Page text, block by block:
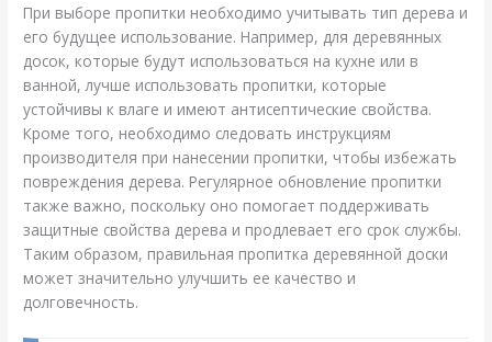
При выборе пропитки необходимо учитывать тип дерева и
его будущее использование. Например, для деревянных
досок, которые будут использоваться на кухне или в
ванной, лучше использовать пропитки, которые
устойчивы к влаге и имеют антисептические свойства.
Кроме того, необходимо следовать инструкциям
производителя при нанесении пропитки, чтобы избежать
повреждения дерева. Регулярное обновление пропитки
также важно, поскольку оно помогает поддерживать
защитные свойства дерева и продлевает его срок службы.
Таким образом, правильная пропитка деревянной доски
может значительно улучшить ее качество и
долговечность.